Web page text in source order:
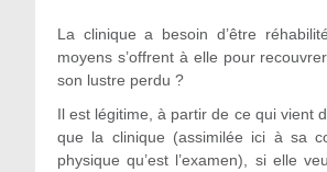
La clinique a besoin d’être
moyens s’offrent à elle pour
son lustre perdu ?
Il est légitime, à partir de ce qui vient
que la clinique (assimilée ici à sa
physique qu’est l’examen), si elle